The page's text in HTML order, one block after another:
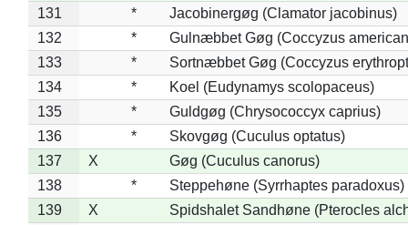
131
*
Jacobinergøg (Clamator jacobinus)
132
*
Gulnæbbet Gøg (Coccyzus
133
*
Sortnæbbet Gøg (Coccyzus
134
*
Koel (Eudynamys scolopaceus)
135
*
Guldgøg (Chrysococcyx caprius)
136
*
Skovgøg (Cuculus optatus)
137
X
Gøg (Cuculus canorus)
138
*
Steppehøne (Syrrhaptes paradoxus)
139
X
Spidshalet Sandhøne (Pterocles